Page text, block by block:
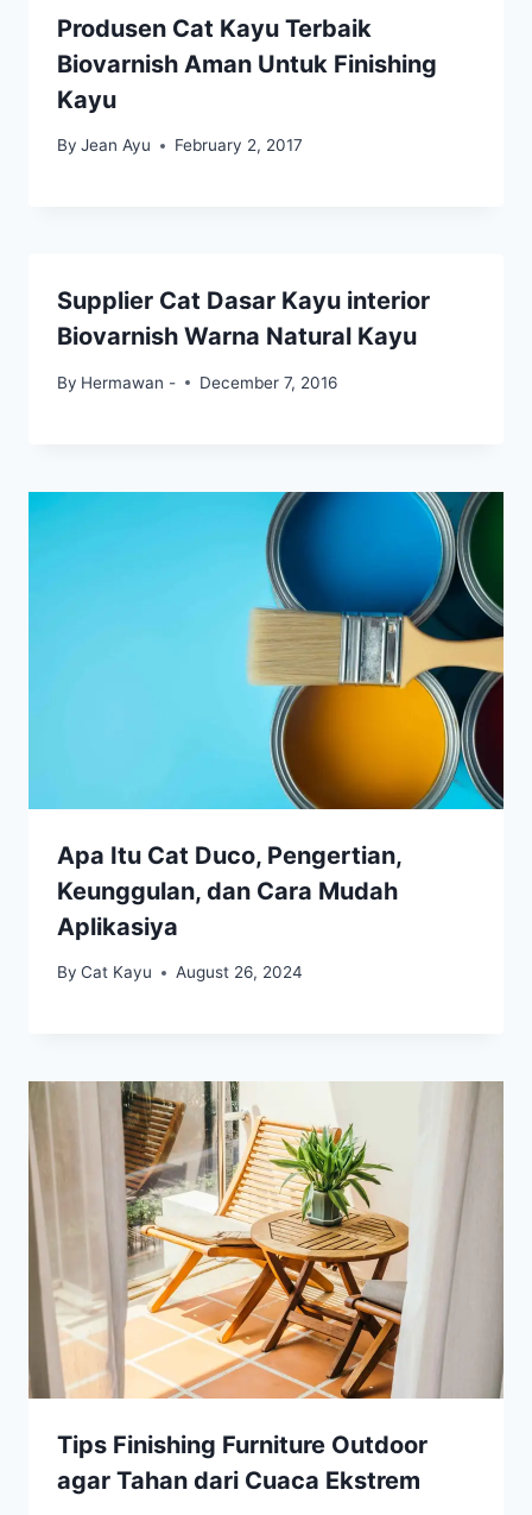
Produsen Cat Kayu Terbaik
Biovarnish Aman Untuk Finishing
Kayu
By Jean Ayu February 2, 2017
Supplier Cat Dasar Kayu interior
Biovarnish Warna Natural Kayu
By Hermawan - December 7, 2016
Apa Itu Cat Duco, Pengertian,
Keunggulan, dan Cara Mudah
Aplikasiya
By Cat Kayu August 26, 2024
Tips Finishing Furniture Outdoor
agar Tahan dari Cuaca Ekstrem